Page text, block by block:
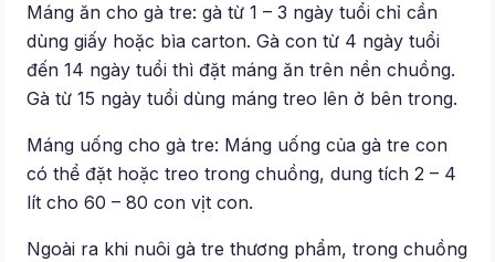
Máng ăn cho gà tre: gà từ 1 – 3 ngày tuổi chỉ cần
dùng giấy hoặc bìa carton. Gà con từ 4 ngày tuổi
đến 14 ngày tuổi thì đặt máng ăn trên nền chuồng.
Gà từ 15 ngày tuổi dùng máng treo lên ở bên trong.
Máng uống cho gà tre: Máng uống của gà tre con
có thể đặt hoặc treo trong chuồng, dung tích 2 – 4
lít cho 60 – 80 con vịt con.
Ngoài ra khi nuôi gà tre thương phẩm, trong chuồng